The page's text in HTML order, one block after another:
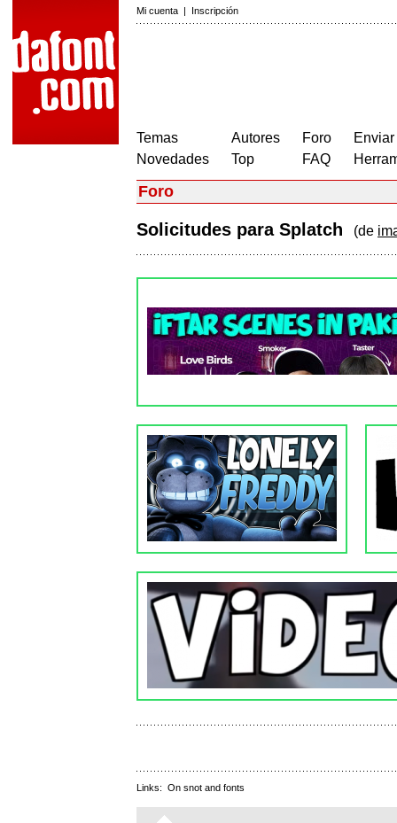
Mi cuenta | Inscripción
Temas
Novedades
Autores
Top
Foro
FAQ
Foro
Solicitudes para Splatch (de
Links: On snot and fonts